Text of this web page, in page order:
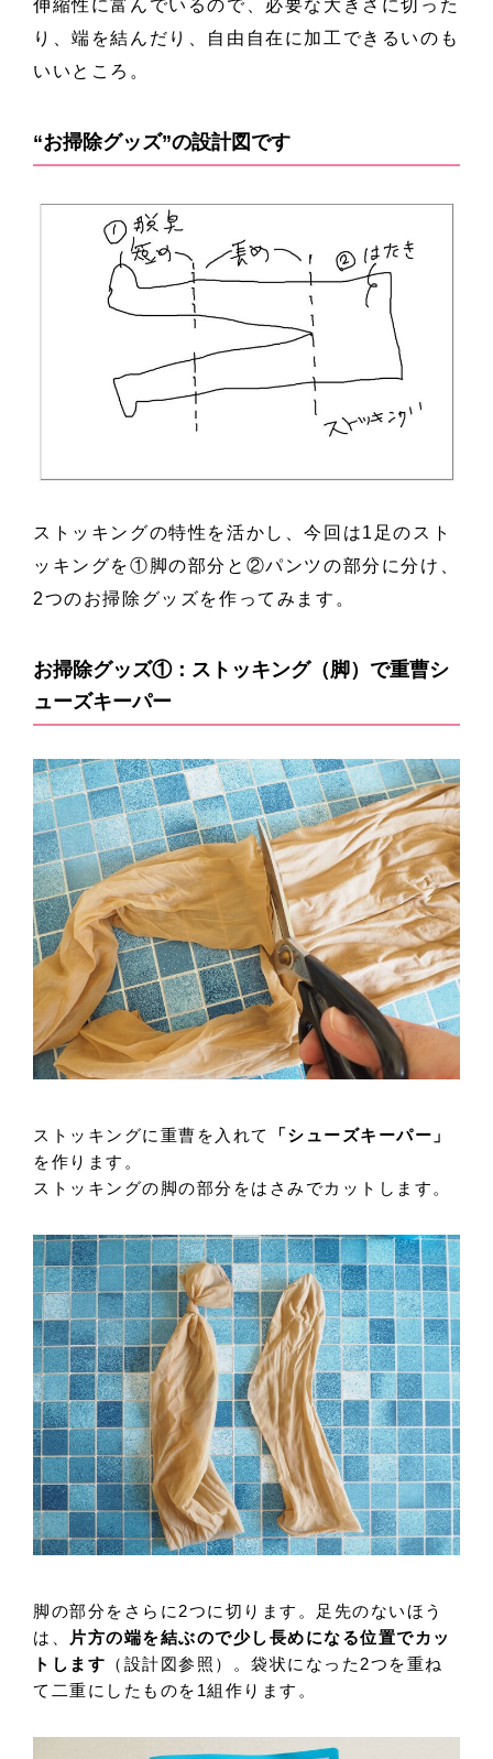
伸縮性に富んでいるので、必要な大きさに切った
り、端を結んだり、自由自在に加工できるいのも
いいところ。
“お掃除グッズ”の設計図です
ストッキングの特性を活かし、今回は1足のスト
ッキングを①脚の部分と②パンツの部分に分け、
2つのお掃除グッズを作ってみます。
お掃除グッズ①：ストッキング（脚）で重曹シ
ューズキーパー
ストッキングに重曹を入れて
「シューズキーパー」
を作ります。
ストッキングの脚の部分をはさみでカットします。
脚の部分をさらに2つに切ります。足先のないほう
は、
片方の端を結ぶので少し長めになる位置でカッ
トします （設計図参照）。袋状になった2つを重ね
て二重にしたものを1組作ります。